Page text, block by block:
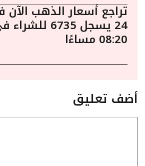
تراجع أسعار الذهب
24 يسجل 6735
08:20 مساءًا
أضف تعليق